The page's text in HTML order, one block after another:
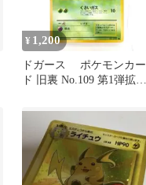
¥ 1,200
ドガース ポケモンカー
ド 旧裏 No.109 第1弾拡張